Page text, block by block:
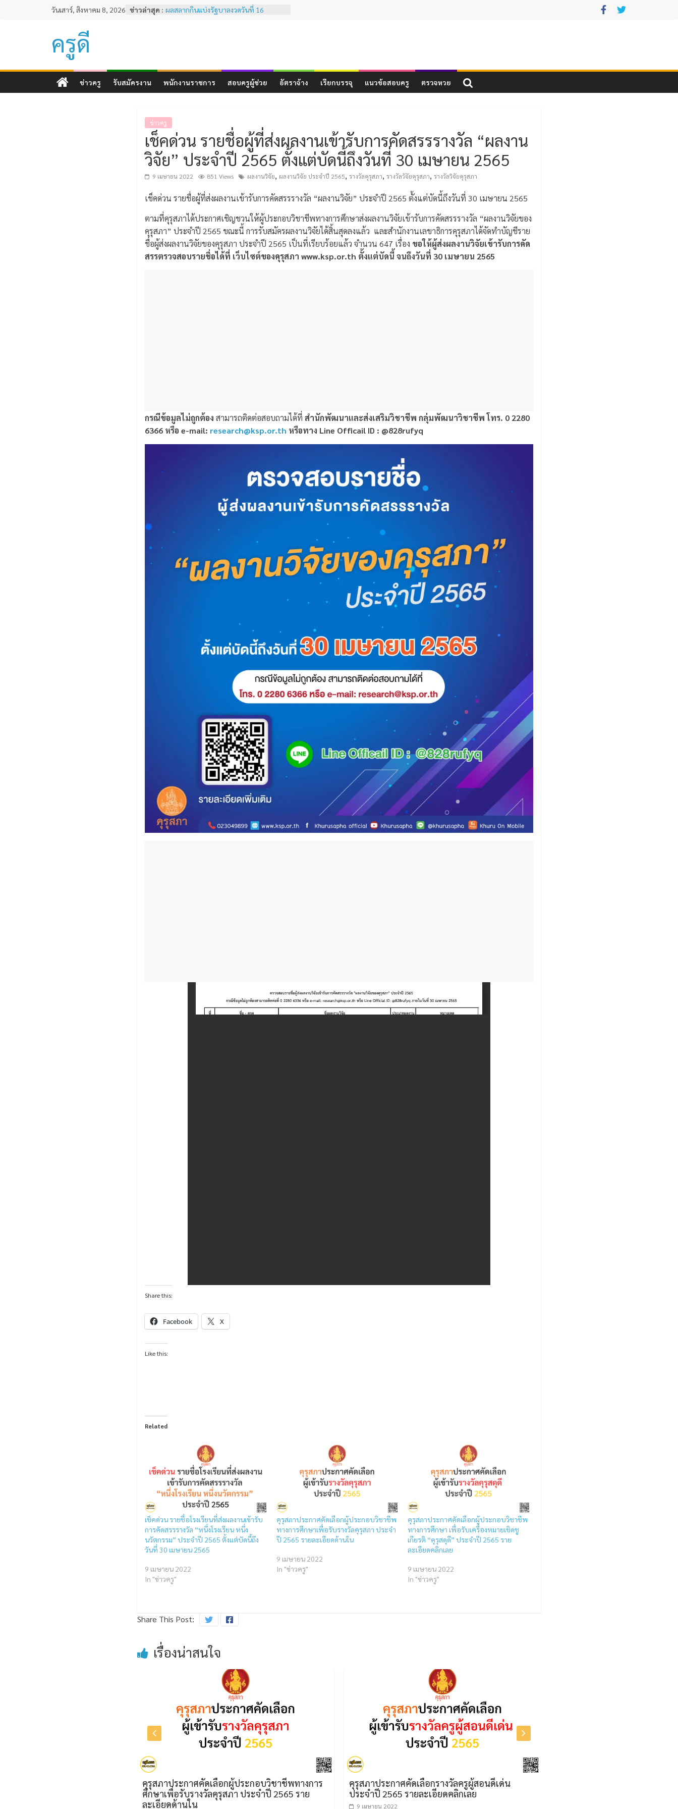
วันเสาร์, สิงหาคม 8, 2026 ข่าวล่าสุด : ผลสลากกินแบ่งรัฐบาลงวดวันที่ 16
ครูด้านความรู้และประสบการณ์วิชาชีพ
ตามมาตรฐานวิชาชีพครู ( ฉบับที่ 3 )
ผลสลากกินแบ่งรัฐบาลงวดวันที่ 16
2567
ครูดี
ข่าวครู รับสมัครงาน พนักงานราชการ สอบครูผู้ช่วย อัตราจ้าง เรียกบรรจุ แนวข้อสอบครู ตรวจหวย
ข่าวครู
เช็คด่วน รายชื่อผู้ที่ส่งผลงานเข้ารับการคัดสรรรางวัล “ผลงาน
วิจัย” ประจำปี 2565 ตั้งแต่บัดนี้ถึงวันที่ 30 เมษายน 2565
9 เมษายน 2022 851 Views ผลงานวิจัย, ผลงานวิจัย ประจำปี 2565, รางวัลคุรุสภา, รางวัลวัจัยคุรุสภา, รางวัลวิจัยคุรุสภา
เช็คด่วน รายชื่อผู้ที่ส่งผลงานเข้ารับการคัดสรรรางวัล “ผลงานวิจัย” ประจำปี 2565 ตั้งแต่บัดนี้ถึงวันที่ 30 เมษายน 2565
ตามที่คุรุสภาได้ประกาศเชิญชวนให้ผู้ประกอบวิชาชีพทางการศึกษาส่งผลงานวิจัยเข้ารับการคัดสรรรางวัล “ผลงานวิจัยของ
คุรุสภา” ประจำปี 2565 ขณะนี้ การรับสมัครผลงานวิจัยได้สิ้นสุดลงแล้ว และสำนักงานเลขาธิการคุรุสภาได้จัดทำบัญชีราย
ชื่อผู้ส่งผลงานวิจัยของคุรุสภา ประจำปี 2565 เป็นที่เรียบร้อยแล้ว จำนวน 647 เรื่อง ขอให้ผู้ส่งผลงานวิจัยเข้ารับการคัด
สรรตรวจสอบรายชื่อได้ที่ เว็บไซต์ของคุรุสภา www.ksp.or.th ตั้งแต่บัดนี้ จนถึงวันที่ 30 เมษายน 2565
กรณีข้อมูลไม่ถูกต้อง สามารถติดต่อสอบถามได้ที่ สำนักพัฒนาและส่งเสริมวิชาชีพ กลุ่มพัฒนาวิชาชีพ โทร. 0 2280
6366 หรือ e-mail: research@ksp.or.th หรือทาง Line Officail ID : @828rufyq
Share this:
Facebook X
Like this:
Related
เช็คด่วน รายชื่อโรงเรียนที่ส่งผลงานเข้ารับ
การคัดสรรรางวัล “หนึ่งโรงเรียน หนึ่ง
นวัตกรรม” ประจำปี 2565 ตั้งแต่บัดนี้ถึง
วันที่ 30 เมษายน 2565
9 เมษายน 2022
In "ข่าวครู"
คุรุสภาประกาศคัดเลือกผู้ประกอบวิชาชีพ
ทางการศึกษาเพื่อรับรางวัลคุรุสภา ประจำ
ปี 2565 รายละเอียดด้านใน
9 เมษายน 2022
In "ข่าวครู"
คุรุสภาประกาศคัดเลือกผู้ประกอบวิชาชีพ
ทางการศึกษา เพื่อรับเครื่องหมายเชิดชู
เกียรติ “คุรุสดุดี” ประจำปี 2565 ราย
ละเอียดคลิกเลย
9 เมษายน 2022
In "ข่าวครู"
Share This Post:
เรื่องน่าสนใจ
คุรุสภาประกาศคัดเลือกผู้ประกอบวิชาชีพทางการ
ศึกษาเพื่อรับรางวัลคุรุสภา ประจำปี 2565 ราย
คุรุสภาประกาศคัดเลือกรางวัลครูผู้สอนดีเด่น
ประจำปี 2565 รายละเอียดคลิกเลย
ด่วน คุรุสภาประกาศคัดเลือกรางวัลของคุรุสภา